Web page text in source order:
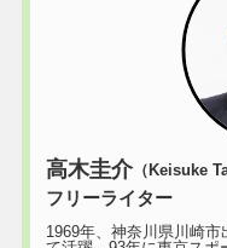
高木圭介（Keisuke
フリーライター
1969年、神奈川県川崎